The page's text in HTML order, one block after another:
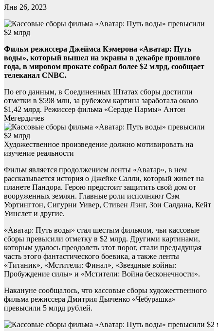
Янв 26, 2023
Фильм режиссера Джеймса Кэмерона «Аватар: Путь
воды», который вышел на экраны в декабре прошлого
года, в мировом прокате собрал более $2 млрд, сообщает
телеканал CNBC.
По его данным, в Соединенных Штатах сборы достигли
отметки в $598 млн, за рубежом картина заработала около
$1,42 млрд. Режиссер фильма «Сердце Пармы» Антон
Мегердичев
Художественное произведение должно мотивировать на
изучение реальности
Фильм является продолжением ленты «Аватар», в нем
рассказывается история о Джейке Салли, который живет на
планете Пандора. Герою предстоит защитить свой дом от
вооруженных землян. Главные роли исполняют Сэм
Уортингтон, Сигурни Уивер, Стивен Лэнг, Зои Салдана, Кейт
Уинслет и другие.
«Аватар: Путь воды» стал шестым фильмом, чьи кассовые
сборы превысили отметку в $2 млрд. Другими картинами,
которым удалось преодолеть этот порог, стали предыдущая
часть этого фантастического боевика, а также ленты
«Титаник», «Мстители: Финал», «Звездные войны:
Пробуждение силы» и «Мстители: Война бесконечности».
Накануне сообщалось, что кассовые сборы художественного
фильма режиссера Дмитрия Дьяченко «Чебурашка»
превысили 5 млрд рублей.